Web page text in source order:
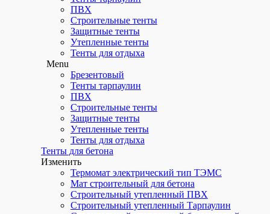
ПВХ
Строительные тенты
Защитные тенты
Утепленные тенты
Тенты для отдыха
Menu
Брезентовый
Тенты тарпаулин
ПВХ
Строительные тенты
Защитные тенты
Утепленные тенты
Тенты для отдыха
Тенты для бетона
Изменить
Термомат электрический тип ТЭМС
Мат строительный для бетона
Строительный утепленный ПВХ
Строительный утепленный Тарпаулин